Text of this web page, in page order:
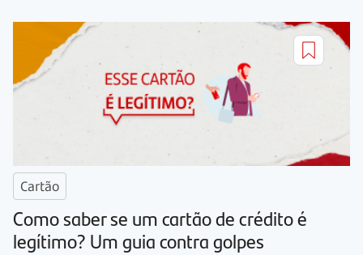
Cartão
Como saber se um cartão de crédito é
legítimo? Um guia contra golpes